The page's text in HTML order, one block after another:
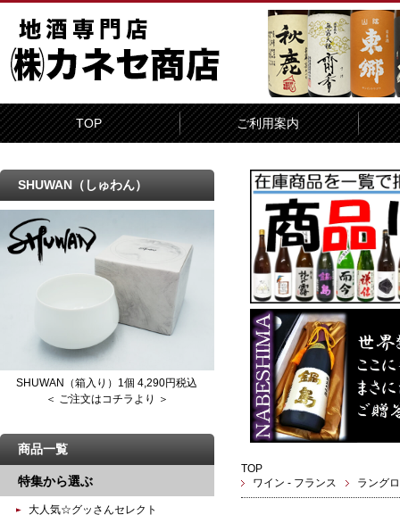
TOP ご利用案内
TOP
ワイン - フランス
ラング
SHUWAN（しゅわん）
SHUWAN（箱入り）1個 4,290円税込
＜ ご注文はコチラより ＞
商品一覧
特集から選ぶ
大人気☆グッさんセレクト